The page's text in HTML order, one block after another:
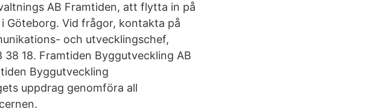
AB Framtiden, att flytta in på
Göteborg. Vid frågor, kontakta på
och utvecklingschef,
18. Framtiden Byggutveckling AB
Byggutveckling
uppdrag genomföra all